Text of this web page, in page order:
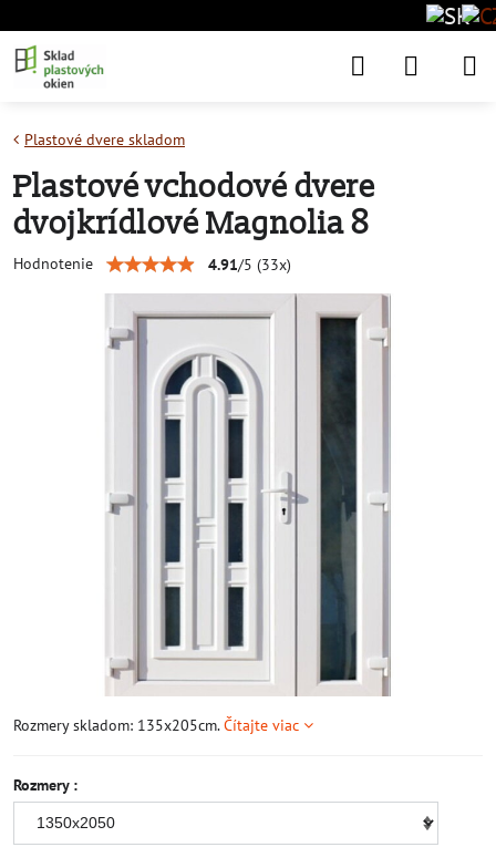
Plastové dvere skladom
Plastové vchodové dvere
dvojkrídlové Magnolia 8
Hodnotenie 4.91/5 (33x)
Rozmery skladom: 135x205cm.Čítajte viac
Rozmery :